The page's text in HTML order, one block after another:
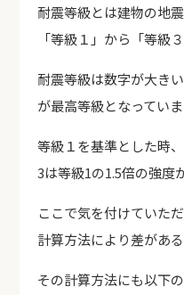
耐震等級とは建物の地
「等級１」から「等級
耐震等級は数字が大き
が最高等級となっていま
等級１を基準とした時
3は等級1の1.5倍の強度
ここで気を付けていた
計算方法により差があ
その計算方法にも以下